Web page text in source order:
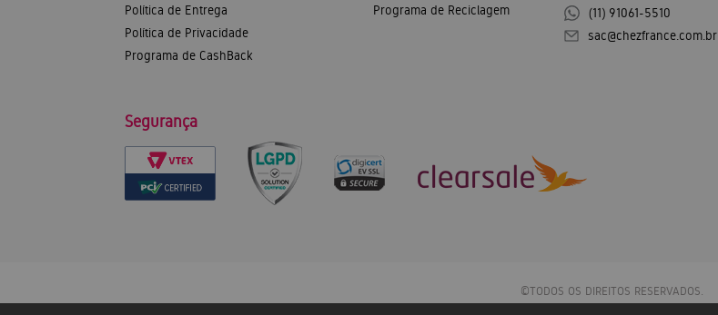
Política de Entrega
Política de Privacidade
Programa de CashBack
Programa de Reciclagem
(11) 91061-5510
sac@chezfrance.com.br
Segurança
©TODOS OS DIREITOS RESERVADOS.